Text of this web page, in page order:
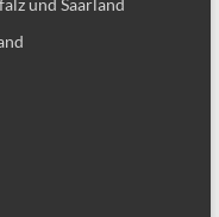
und Saarland